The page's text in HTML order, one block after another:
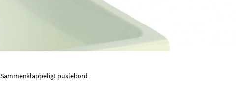
Sammenklappeligt puslebord